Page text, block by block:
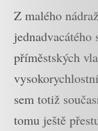
Z malého
příměstských
sem totiž
tomu ještě